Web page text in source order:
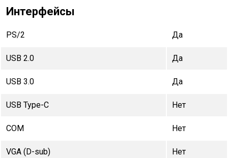
Интерфейсы
PS/2 Да
USB 2.0 Да
USB 3.0 Да
USB Type-C Нет
COM Нет
VGA (D-sub) Нет